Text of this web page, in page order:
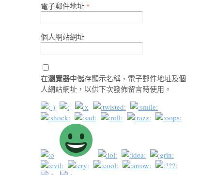
電子郵件地址 *
個人網站網址
在瀏覽器中儲存顯示名稱、電子郵件地址及個
人網站網址，以供下次發佈留言時使用。